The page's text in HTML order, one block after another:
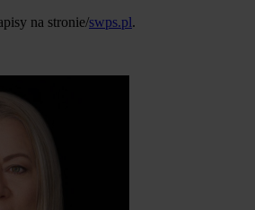
na stronie/swps.pl.